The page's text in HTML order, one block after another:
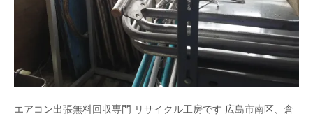
エアコン出張無料回収専門 リサイクル工房です 広島市南区、倉